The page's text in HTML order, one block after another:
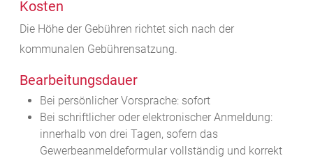
Kosten
Die Höhe der Gebühren richtet sich nach der
kommunalen Gebührensatzung.
Bearbeitungsdauer
Bei persönlicher Vorsprache: sofort
Bei schriftlicher oder elektronischer Anmeldung:
innerhalb von drei Tagen, sofern das
Gewerbeanmeldeformular vollständig und korrekt